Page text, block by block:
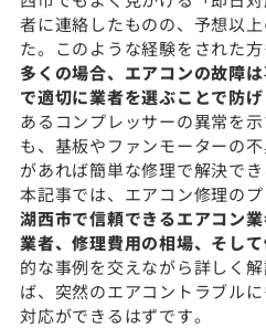
者に連絡したものの、予想以
た。このような経験をされた方
多くの場合、エアコンの故障
で適切に業者を選ぶことで防げ
あるコンプレッサーの異常を
も、基板やファンモーターの
があれば簡単な修理で解決でき
本記事では、エアコン修理のプ
湖西市で信頼できるエアコン
業者、修理費用の相場、そし
的な事例を交えながら詳しく
ば、突然のエアコントラブル
対応ができるはずです。